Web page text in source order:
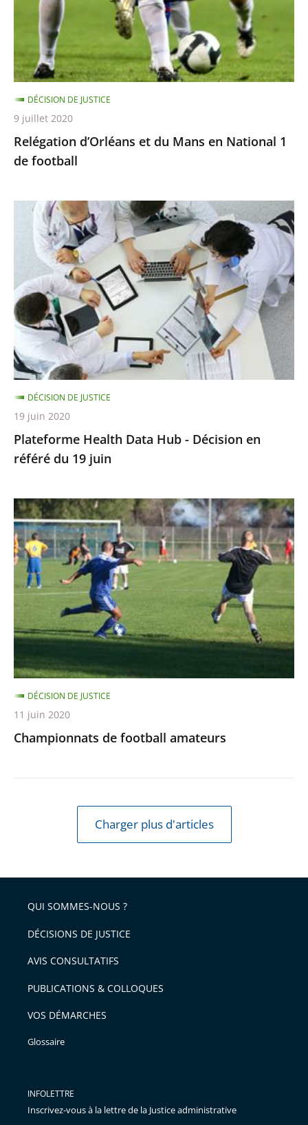
National
de
football
Relégation d’Orléans et du Mans en National 1
de football
DÉCISION DE JUSTICE
9 juillet 2020
Plateforme
Health
Data
-
Décision
en
référé
du
19
juin
Plateforme Health Data Hub - Décision en
référé du 19 juin
DÉCISION DE JUSTICE
19 juin 2020
Championnats
de
football
amateurs
Championnats de football amateurs
DÉCISION DE JUSTICE
11 juin 2020
Charger plus d'articles
QUI SOMMES-NOUS ?
DÉCISIONS DE JUSTICE
AVIS CONSULTATIFS
PUBLICATIONS & COLLOQUES
VOS DÉMARCHES
Glossaire
INFOLETTRE
Inscrivez-vous à la lettre de la Justice administrative